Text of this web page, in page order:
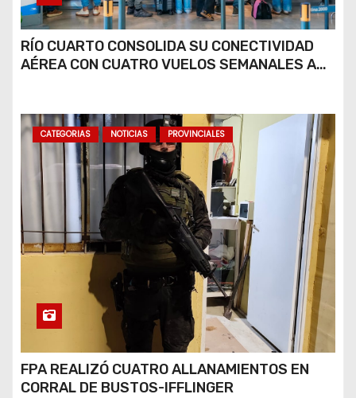
RÍO CUARTO CONSOLIDA SU CONECTIVIDAD
AÉREA CON CUATRO VUELOS SEMANALES A
CATEGORIAS NOTICIAS PROVINCIALES
FPA REALIZÓ CUATRO ALLANAMIENTOS EN
CORRAL DE BUSTOS-IFFLINGER